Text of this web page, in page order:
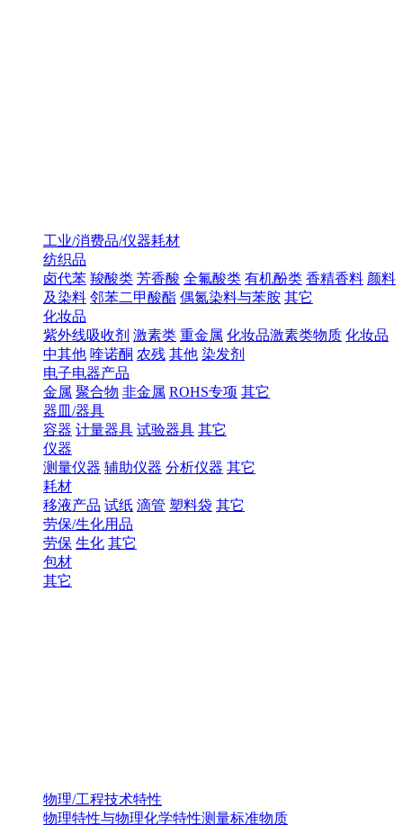
工业/消费品/仪器耗材
纺织品
卤代苯 羧酸类 芳香酸 全氟酸类 有机酚类 香精香料 颜料
及染料 邻苯二甲酸酯 偶氮染料与苯胺 其它
化妆品
紫外线吸收剂 激素类 重金属 化妆品激素类物质 化妆品
中其他 喹诺酮 农残 其他 染发剂
电子电器产品
金属 聚合物 非金属 ROHS专项 其它
器皿/器具
容器 计量器具 试验器具 其它
仪器
测量仪器 辅助仪器 分析仪器 其它
耗材
移液产品 试纸 滴管 塑料袋 其它
劳保/生化用品
劳保 生化 其它
包材
其它
物理/工程技术特性
物理特性与物理化学特性测量标准物质